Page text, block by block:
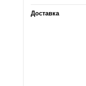
Доставка